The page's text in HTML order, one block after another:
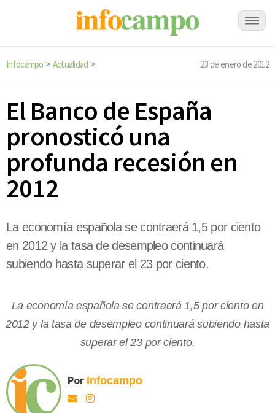
Infocampo > Actualidad > 23 de enero de 2012
El Banco de España
pronosticó una
profunda recesión en
2012
La economía española se contraerá 1,5 por ciento
en 2012 y la tasa de desempleo continuará
subiendo hasta superar el 23 por ciento.
La economía española se contraerá 1,5 por ciento en
2012 y la tasa de desempleo continuará subiendo hasta
superar el 23 por ciento.
Por Infocampo